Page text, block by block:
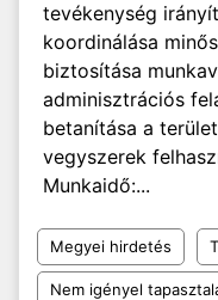
tevékenység
koordinálása
biztosítása
adminisztrációs
betanítása a
vegyszerek
Munkaidő:...
Megyei hirdetés
Nem igényel